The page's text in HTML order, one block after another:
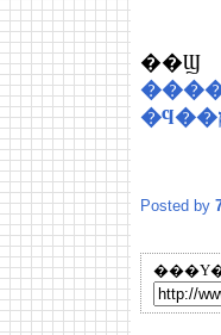
��Ϣ
Posted by